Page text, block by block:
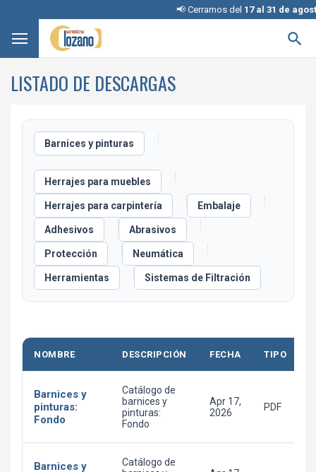
📢 Cerramos del17 al 31 de agosto

LISTADO DE DESCARGAS
Barnices y pinturas
Herrajes para muebles
Herrajes para carpintería Embalaje
Adhesivos Abrasivos
Protección Neumática
Herramientas Sistemas de Filtración
NOMBRE DESCRIPCIÓN FECHA TIPO
Barnices y
pinturas:
Fondo
Catálogo de
barnices y
pinturas:
Fondo
Apr 17,
2026
PDF
Barnices y
Catálogo de